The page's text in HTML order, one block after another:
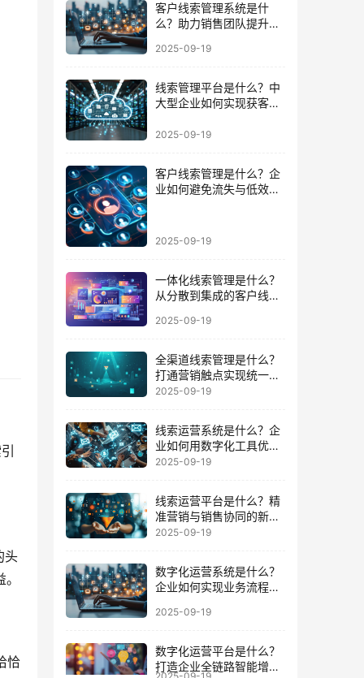
头
恰
客户线索管理系统是什
么？助力销售团队提升成
2025-09-19
线索管理平台是什么？中
大型企业如何实现获客到
2025-09-19
客户线索管理是什么？企
业如何避免流失与低效跟
2025-09-19
一体化线索管理是什么？
从分散到集成的客户线索
2025-09-19
全渠道线索管理是什么？
打通营销触点实现统一数
据运营的路径
2025-09-19
线索运营系统是什么？企
业如何用数字化工具优化
客户全周期
2025-09-19
线索运营平台是什么？精
准营销与销售协同的新增
长引擎
2025-09-19
数字化运营系统是什么？
企业如何实现业务流程与
2025-09-19
数字化运营平台是什么？
打造企业全链路智能增长